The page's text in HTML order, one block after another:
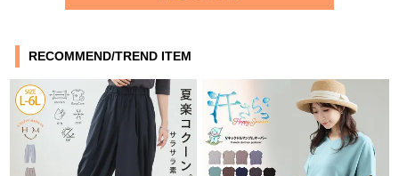
RECOMMEND/TREND ITEM